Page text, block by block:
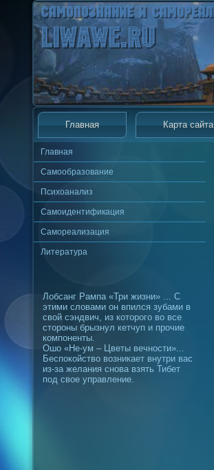
Главная Карта сайта
Главная
Самообразование
Психоанализ
Самоидентификация
Самореализация
Литература
Лобсанг Рампа «Три жизни» ... С
этими словами он впился зубами в
свой сэндвич, из которого во все
стороны брызнул кетчуп и прочие
компоненты.
Ошо «Не-ум – Цветы вечности»...
Беспокойство возникает внутри вас
из-за желания снова взять Тибет
под свое управление.